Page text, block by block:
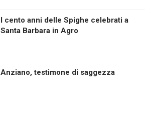
I cento anni delle Spighe celebrati a
Santa Barbara in Agro
Anziano, testimone di saggezza